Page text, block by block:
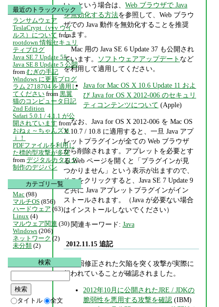
い、という場合は、Web ブラウザで Java
を無効化する方法を参照して、Web ブラウ
ザでの Java 動作を無効化することを推奨
します。
Mac 用の Java SE 6 Update 37 も公開され
ています。
ソフトウェアアップデート など
を利用して適用してください。
Java for Mac OS X 10.6 Update 11 およ
び Java for OS X 2012-006 のセキュリ
ティコンテンツについて (Apple)
なお、Java for OS X 2012-006 を Mac OS
X 10.7 / 10.8 に適用すると、一旦 Java アプ
レットプラグインが全ての Web ブラウザ
から削除されます。アプレットを必要とす
る Web ページを開くと「プラグインが見
つかりません」という表示が出ますので、
そこをクリックすると、Java SE 7 Update 9
と共に Java アプレットプラグインがイン
ストールされます。（Java が必要ない場合
はインストールしないでください）
関連キーワード: Java
2012.11.15 追記
今回修正された欠陥を突く攻撃が実際に
行われていることが確認されました。
2012年10月に公開されたJRE / JDKの
脆弱性を悪用する攻撃を確認 (IBM)
最近のトラックバック
ランサムウェア
TeslaCrypt（vvv ウイ
ルス）について from
rootdown 情報セキュリ
ティブログ
Java SE 7 Update 55、
Java SE 8 Update 5 公開
from むぎの手記
Windows に更新プログ
ラム 2718704 を適用し
てください from 黒翼
猫のコンピュータ日記
2nd Edition
Safari 5.0.1 / 4.1.1 が公
開されています from
おねぇ～ちゃんズＨ
ｉ！
PDFファイルを利用し
た標的型攻撃が多発
from デジタルカタログ
制作のデジパン
カテゴリ一覧
Mac (98)
マルチOS (856)
ハードウェア (63)
Linux (4)
マルウェア関連 (30)
Windows (206)
ネットワーク (2)
未分類 (2)
検索
タイトル 全文